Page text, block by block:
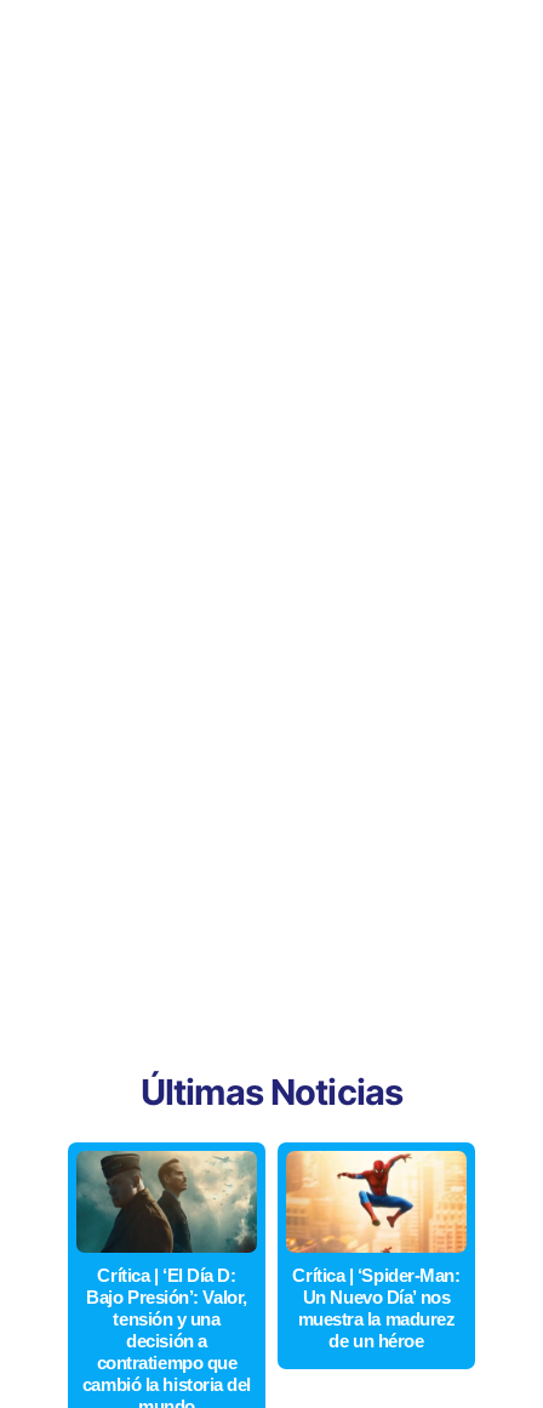
Últimas Noticias
Crítica | ‘El Día D:
Bajo Presión’: Valor,
tensión y una
decisión a
contratiempo que
cambió la historia del
Crítica | ‘Spider-Man:
Un Nuevo Día’ nos
muestra la madurez
de un héroe